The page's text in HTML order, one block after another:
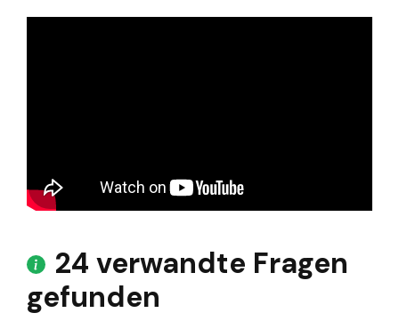
24 verwandte Fragen
gefunden